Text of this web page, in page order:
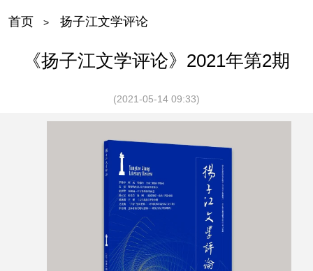
首页 > 扬子江文学评论
《扬子江文学评论》2021年第2期
(2021-05-14 09:33)